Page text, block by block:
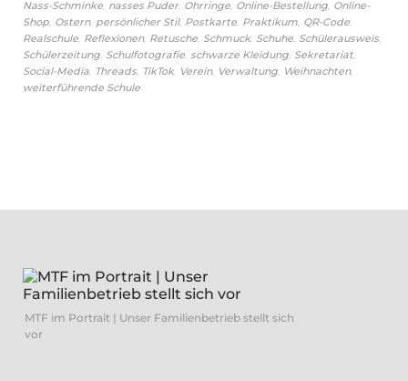
Nass-Schminke nasses Puder, Ohrringe Online-Bestellung Online-
Shop Ostern, persönlicher Stil, Postkarte Praktikum QR-Code
Realschule Reflexionen, Retusche Schmuck, Schuhe Schülerausweis
Schülerzeitung Schulfotografie schwarze Kleidung Sekretariat
Social-Media Threads TikTok, Verein, Verwaltung Weihnachten,
weiterführende Schule
MTF im Portrait | Unser Familienbetrieb stellt sich
vor